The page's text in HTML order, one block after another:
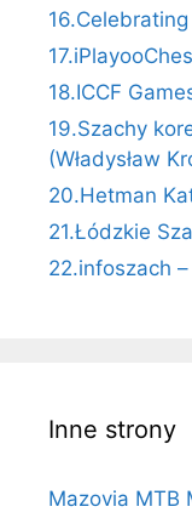
18.ICCF
19.Szachy
(Władysław
20.Hetman
21.Łódzkie
22.infoszach
Inne strony
Mazovia MTB